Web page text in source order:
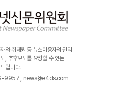
와 취재원 등 뉴스이용자의 권리
, 추후보도를 요청할 수 있는
립니다.
9957 , news@e4ds.com